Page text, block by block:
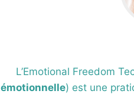
L’Emotional Freedom
émotionnelle) est une